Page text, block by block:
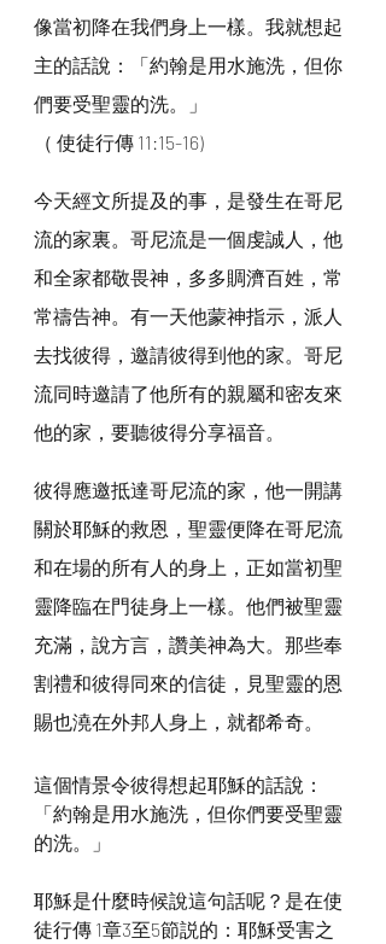
像當初降在我們身上一樣。我就想起
主的話說：「約翰是用水施洗，但你
們要受聖靈的洗。」
（ 使徒行傳 11:15-16)
今天經文所提及的事，是發生在哥尼
流的家裏。哥尼流是一個虔誠人，他
和全家都敬畏神，多多賙濟百姓，常
常禱告神。有一天他蒙神指示，派人
去找彼得，邀請彼得到他的家。哥尼
流同時邀請了他所有的親屬和密友來
他的家，要聽彼得分享福音。
彼得應邀抵達哥尼流的家，他一開講
關於耶穌的救恩，聖靈便降在哥尼流
和在場的所有人的身上，正如當初聖
靈降臨在門徒身上一樣。他們被聖靈
充滿，說方言，讚美神為大。那些奉
割禮和彼得同來的信徒，見聖靈的恩
賜也澆在外邦人身上，就都希奇。
這個情景令彼得想起耶穌的話說：
「約翰是用水施洗，但你們要受聖靈
的洗。」
耶穌是什麼時候說這句話呢？是在使
徒行傳 1章3至5節説的：耶穌受害之